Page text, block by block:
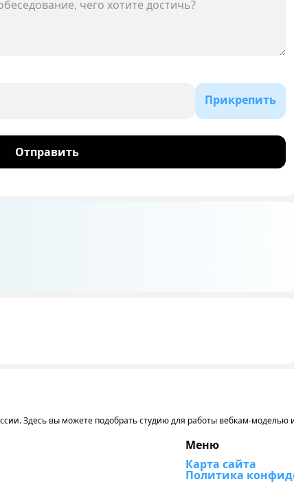
Прикрепить
Отправить
Здесь вы можете подобрать студию для работы вебкам-моделью
Меню
Карта сайта
Политика